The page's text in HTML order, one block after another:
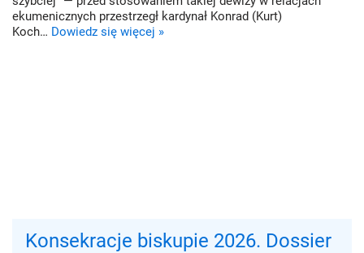
ekumenicznych przestrzegł kardynał Konrad (Kurt)
Koch… Dowiedz się więcej »
Konsekracje biskupie 2026. Dossier